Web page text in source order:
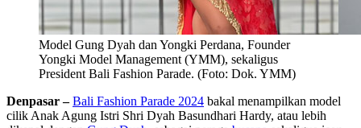
Model Gung Dyah dan Yongki Perdana, Founder
Yongki Model Management (YMM), sekaligus
President Bali Fashion Parade. (Foto: Dok. YMM)
Denpasar – Bali Fashion Parade 2024 bakal menampilkan model
cilik Anak Agung Istri Shri Dyah Basundhari Hardy, atau lebih